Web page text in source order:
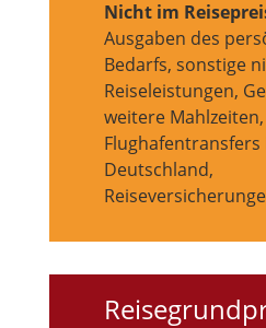
Nicht im
Ausgaben des
Bedarfs, sonstige
Reiseleistungen,
weitere
Flughafentransfers
Deutschland,